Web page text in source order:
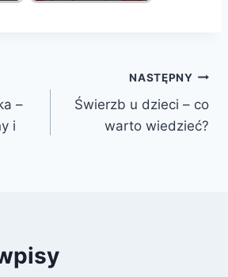
–
i
NASTĘPNY
Świerzb u dzieci – co
warto wiedzieć?